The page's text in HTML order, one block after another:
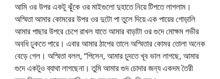
আমি ওর উপর একটু ঝুঁকে ওর মাইগুলো দুহাতে নিয়ে টিপতে লাগলাম।
অস্মিতা আমার কোমরের উপর ওর দুটো পা তুলে দিয়ে এক পায়ের গোড়ালি
আমার পাছার উপরে চেপে রাখল যাতে আমার বাড়াটা ওর গুদে মোক্ষম গভীর
অবধি ঢুকতে পারে। এবার আমার ঠাপের তালে অস্মিতার কোমর তোলা অনেক
বেড়ে গেল। অস্মিতা বলল, “পিসেন, আমার চুদতে খূব ভাল লাগছে, আমার
গুদে একটুও ব্যাথা লাগছেনা। তুমি আমার গুদ চোদার জন্য একদম তৈরী